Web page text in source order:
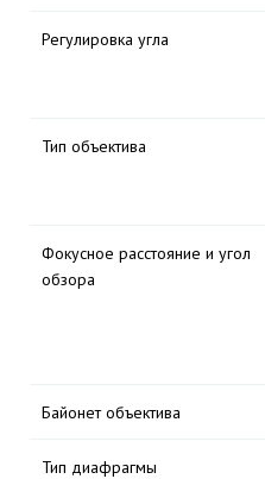
Регулировка угла
Тип объектива
Фокусное расстояние и угол
обзора
Байонет объектива
Тип диафрагмы